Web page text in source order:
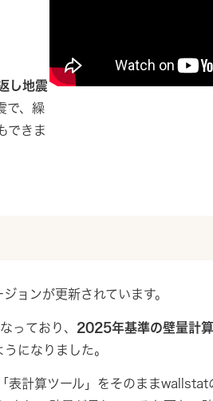
し地震
で、繰
できま
ョンが更新されています。
っており、 2025年基準の壁量計
になりました。
計算ツール」をそのままwallstat